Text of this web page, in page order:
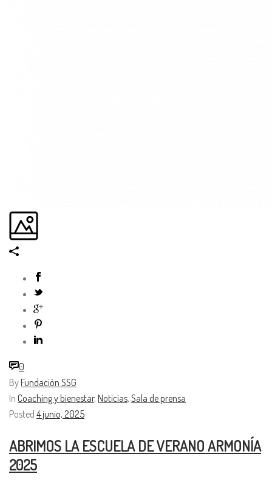
0
By Fundación SSG
In Coaching y bienestar, Noticias, Sala de prensa
Posted 4 junio, 2025
ABRIMOS LA ESCUELA DE VERANO ARMONÍA
2025